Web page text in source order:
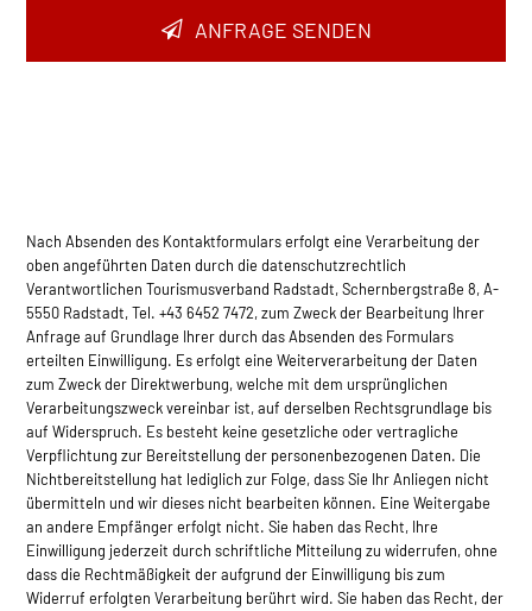
ANFRAGE SENDEN
Nach Absenden des Kontaktformulars erfolgt eine Verarbeitung der
oben angeführten Daten durch die datenschutzrechtlich
Verantwortlichen Tourismusverband Radstadt, Schernbergstraße 8, A-
5550 Radstadt, Tel. +43 6452 7472, zum Zweck der Bearbeitung Ihrer
Anfrage auf Grundlage Ihrer durch das Absenden des Formulars
erteilten Einwilligung. Es erfolgt eine Weiterverarbeitung der Daten
zum Zweck der Direktwerbung, welche mit dem ursprünglichen
Verarbeitungszweck vereinbar ist, auf derselben Rec­htsgrundlage bis
auf Widerspruch. Es besteht keine gesetzliche oder vertragliche
Verpflichtung zur Bereitstellung der personenbezogenen Daten. Die
Nichtbereitstellung hat lediglich zur Folge, dass Sie Ihr Anliegen nicht
übermitteln und wir dieses nicht bearbeiten können. Eine Weitergabe
an andere Empfänger erfolgt nicht. Sie haben das Recht, Ihre
Einwilligung jederzeit durch schriftliche Mitteilung zu widerrufen, ohne
dass die Rechtmäßigkeit der aufgrund der Einwilligung bis zum
Widerruf erfolgten Verarbeitung berührt wird. Sie haben das Recht, der